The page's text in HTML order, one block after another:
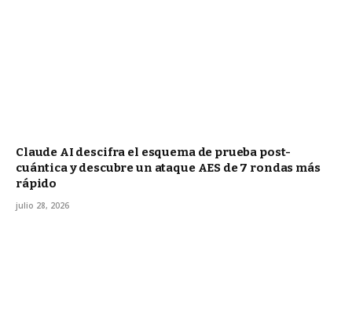
Claude AI descifra el esquema de prueba post-
cuántica y descubre un ataque AES de 7 rondas más
rápido
julio 28, 2026